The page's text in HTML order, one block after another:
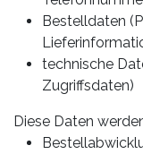
Bestelldaten
technische
Zugriffsdaten)
Diese Daten